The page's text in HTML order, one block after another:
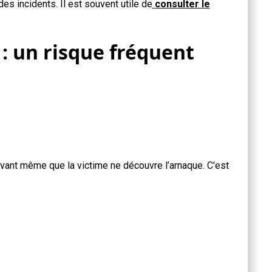
incidents. Il est souvent utile de consulter le
un risque fréquent
même que la victime ne découvre l’arnaque. C'est